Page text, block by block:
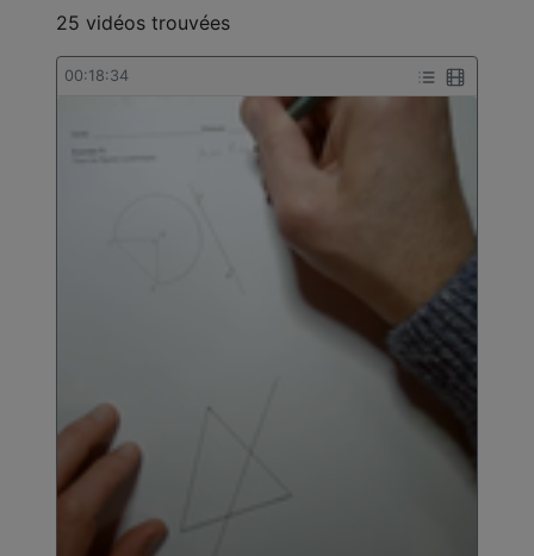
25 vidéos trouvées
00:18:34